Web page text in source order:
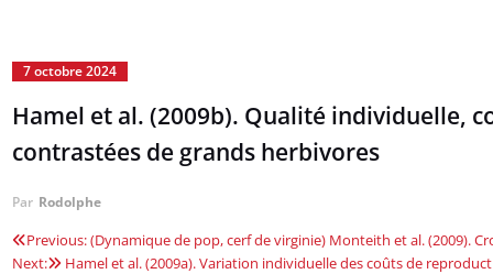
7 octobre 2024
Hamel et al. (2009b). Qualité individuelle,
contrastées de grands herbivores
Par Rodolphe
Navigation
Previous:(Dynamique de pop, cerf de virginie) Monteith et al. (2009).
Next:
Hamel et al. (2009a). Variation individuelle des coûts de